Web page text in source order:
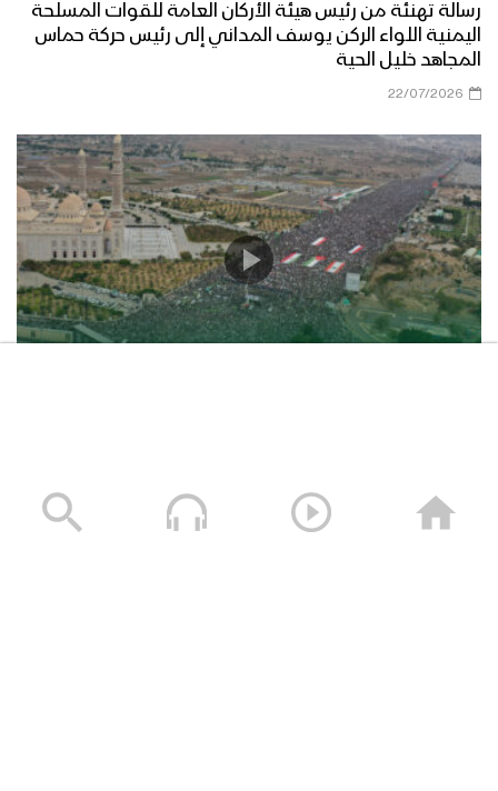
رسالة تهنئة من رئيس هيئة الأركان العامة للقوات المسلحة
اليمنية اللواء الركن يوسف المداني إلى رئيس حركة حماس
المجاهد خليل الحية
22/07/2026
17/07/2026